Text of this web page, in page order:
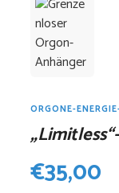
ORGONE-
€35,00